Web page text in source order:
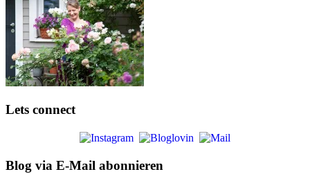
Lets connect
Blog via E-Mail abonnieren